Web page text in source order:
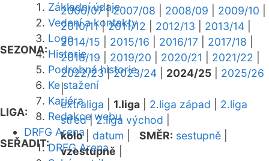
Základní údaje
Vedení a kontakty
Logo
Historie
Podrobná historie
Ke stažení
Kariéra
Redakce webu
DRFG Arena
DRFG Arena
SEZONA:
2006/07|2007/08 2008/09 2009/10
2010/11|2011/12 2012/13 2013/14
2014/15
2015/16 2016/17 2017/18
2018/19
2019/20 2020/21 2021/22
2022/23|2023/24 2024/25
2025/26
|
LIGA:
extraliga 1.liga 2.liga západ
2.liga
střed|2.liga východ
SEŘADIT:
kolo| datum SMĚR: sestupně
vzestupně